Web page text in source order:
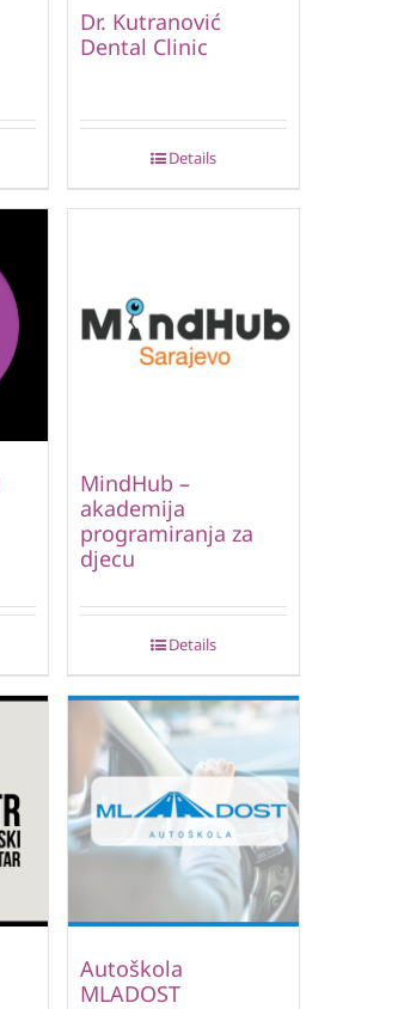
Dr. Kutranović
Dental Clinic
Details
MindHub –
akademija
programiranja za
djecu
Details
Autoškola
MLADOST